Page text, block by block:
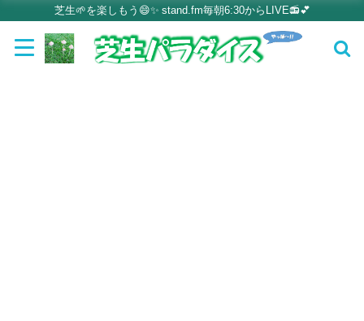
芝生🌱を楽しもう😄✨ stand.fm毎朝6:30からLIVE📻💕